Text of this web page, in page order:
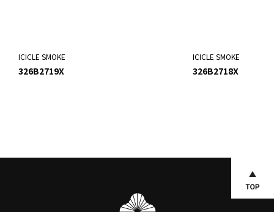
ICICLE SMOKE
326B2719X
ICICLE SMOKE
326B2718X